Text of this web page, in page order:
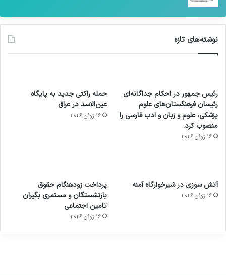
نوشته‌های تازه
رئیس جمهور در احکام جداگانه‌ای
رئیسان فرهنگستان‌های علوم
پزشکی، علوم و زبان و ادب فارسی را
منصوب کرد.
16 ژوئن 2026
حمله راکتی جدید به پایگاه
عین‌الاسد در عراق
16 ژوئن 2026
آتش سوزی در شیرخوارگاه آمنه
16 ژوئن 2026
پرداخت زودهنگام حقوق
بازنشستگان و مستمری بگیران
تامین اجتماعی
16 ژوئن 2026
برای
کشف
توسط
مجازی
…
ساعت
هوشمند
با طعم
توسط
ژاکت
در
های
2023
توسط